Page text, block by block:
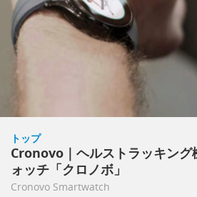
トップ
Cronovo｜ヘルストラッキング
ォッチ「クロノボ」
Cronovo Smartwatch